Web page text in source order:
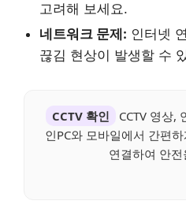
고려해 보세요.
네트워크 문제: 인터넷
끊김 현상이 발생할 수
CCTV 확인
CCTV 영상,
인PC와 모바일에서 간편
연결하여 안